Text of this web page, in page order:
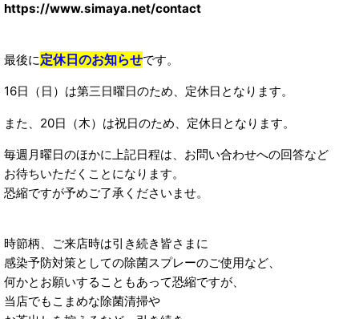
https://www.simaya.net/contact
最後に定休日のお知らせです。
16日（日）は第三日曜日のため、定休日となります。
また、20日（木）は祝日のため、定休日となります。
毎週月曜日のほかに上記日程は、お問い合わせへの回答など
お待ちいただくことになります。
恐縮ですが予めご了承くださいませ。
時節柄、ご来店時は引き続き皆さまに
感染予防対策としての除菌スプレーのご使用など、
何かとお願いすることもあって恐縮ですが、
当店でもこまめな除菌清掃や